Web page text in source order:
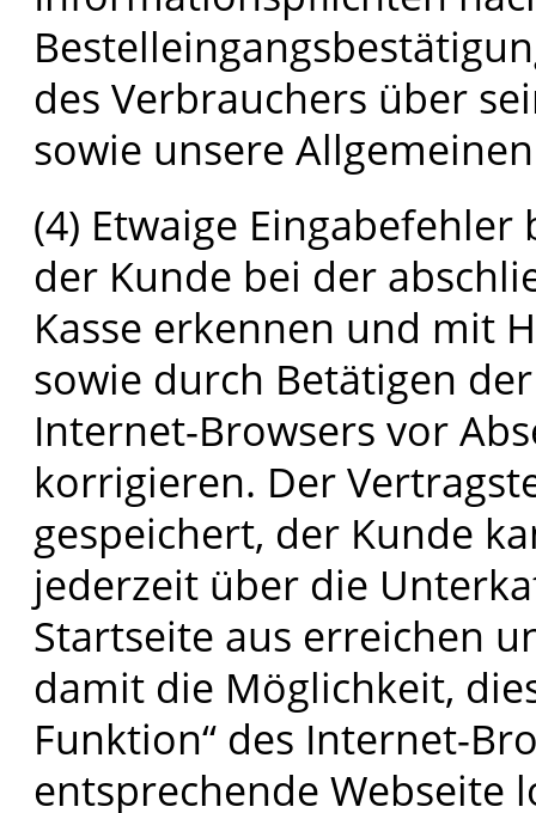
des Verbrauchers über
sowie unsere
(4) Etwaige
der Kunde bei der
Kasse erkennen und mit
sowie durch Betätigen
Internet-Browsers vor
korrigieren. Der
gespeichert, der Kunde
jederzeit über die
Startseite aus erreichen
damit die Möglichkeit,
Funktion“ des Internet-
entsprechende Webseite